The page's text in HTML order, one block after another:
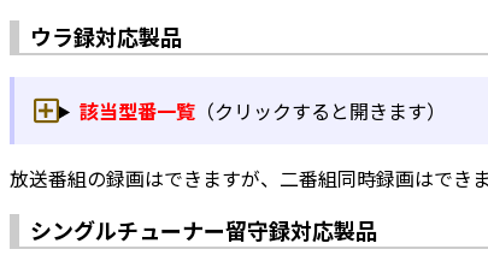
ウラ録対応製品
該当型番一覧（クリックすると開きます）
放送番組の録画はできますが、二番組同時録画はでき
シングルチューナー留守録対応製品